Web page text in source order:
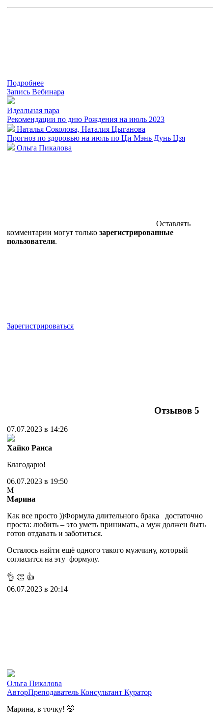
Подробнее
Запись Вебинара
Идеальная пара
Рекомендации по дню Рождения на июль 2023
Наталья Соколова, Наталия Цыганова
Прогноз по здоровью на июль по Ци Мэнь Дунь Цзя
Ольга Пикалова
Оставлять
комментарии могут только зарегистрированные
пользователи.
Зарегистрироваться
Отзывов 5
07.07.2023 в 14:26
Хайко Раиса
Благодарю!
06.07.2023 в 19:50
М
Марина
Как все просто ))Формула длительного брака достаточно
проста: любить – это уметь принимать, а муж должен быть
готов отдавать и заботиться.
Осталось найти ещё одного такого мужчину, который
согласится на эту формулу.
👌 👏 👍
06.07.2023 в 20:14
Ольга Пикалова
АвторПреподаватель Консультант Куратор
Марина, в точку! 🤭